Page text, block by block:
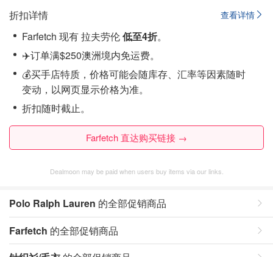
查看详情
折扣详情
Farfetch 现有 拉夫劳伦低至4折。
✈️订单满$250澳洲境内免运费。
💰买手店特质，价格可能会随库存、汇率等因素随时
变动，以网页显示价格为准。
折扣随时截止。
Farfetch 直达购买链接 →
Dealmoon may be paid when users buy items via our links.
Polo Ralph Lauren 的全部促销商品
Farfetch 的全部促销商品